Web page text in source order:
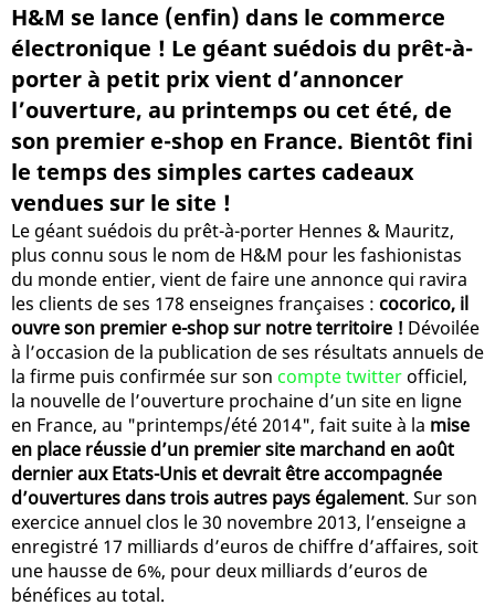
H&M se lance (enfin) dans le commerce
électronique ! Le géant suédois du prêt-à-
porter à petit prix vient d’annoncer
l’ouverture, au printemps ou cet été, de
son premier e-shop en France. Bientôt fini
le temps des simples cartes cadeaux
vendues sur le site !
Le géant suédois du prêt-à-porter Hennes & Mauritz,
plus connu sous le nom de H&M pour les fashionistas
du monde entier, vient de faire une annonce qui ravira
les clients de ses 178 enseignes françaises : cocorico, il
ouvre son premier e-shop sur notre territoire ! Dévoilée
à l’occasion de la publication de ses résultats annuels de
la firme puis confirmée sur son compte twitter officiel,
la nouvelle de l’ouverture prochaine d’un site en ligne
en France, au "printemps/été 2014", fait suite à la mise
en place réussie d’un premier site marchand en août
dernier aux Etats-Unis et devrait être accompagnée
d’ouvertures dans trois autres pays également. Sur son
exercice annuel clos le 30 novembre 2013, l’enseigne a
enregistré 17 milliards d’euros de chiffre d’affaires, soit
une hausse de 6%, pour deux milliards d’euros de
bénéfices au total.